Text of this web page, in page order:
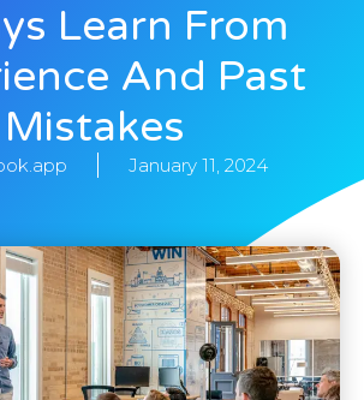
Learn From
And Past
Mistakes
January 11, 2024